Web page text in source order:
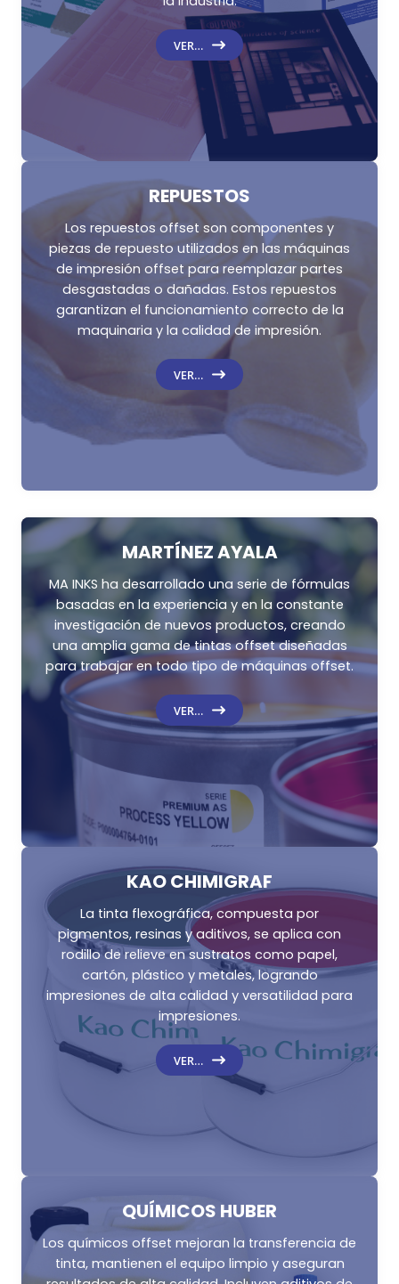
VER…
REPUESTOS
Los repuestos offset son componentes y
piezas de repuesto utilizados en las máquinas
de impresión offset para reemplazar partes
desgastadas o dañadas. Estos repuestos
garantizan el funcionamiento correcto de la
maquinaria y la calidad de impresión.
VER…
MARTÍNEZ AYALA
MA INKS ha desarrollado una serie de fórmulas
basadas en la experiencia y en la constante
investigación de nuevos productos, creando
una amplia gama de tintas offset diseñadas
para trabajar en todo tipo de máquinas offset.
VER…
KAO CHIMIGRAF
La tinta flexográfica, compuesta por
pigmentos, resinas y aditivos, se aplica con
rodillo de relieve en sustratos como papel,
cartón, plástico y metales, logrando
impresiones de alta calidad y versatilidad para
impresiones.
VER…
QUÍMICOS HUBER
Los químicos offset mejoran la transferencia de
tinta, mantienen el equipo limpio y aseguran